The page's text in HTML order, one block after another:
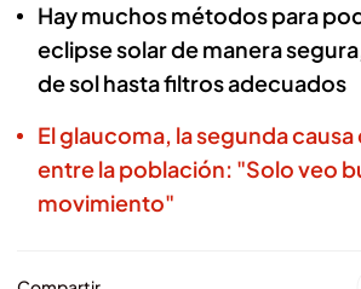
Hay muchos métodos para
eclipse solar de manera
de sol hasta filtros adecuados
El glaucoma, la segunda
entre la población: "Solo veo
movimiento"